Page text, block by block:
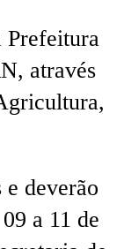
Prefeitura
através
deverão
a 11 de